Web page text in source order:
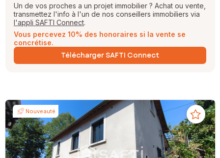
Un de vos proches a un projet immobilier ? Achat ou vente,
transmettez l'info à l'un de nos conseillers immobiliers via
l'appli SAFTI Connect.
Vous percevez 10% des honoraires si la vente se
concrétise.
Télécharger SAFTI Connect
Nouveauté